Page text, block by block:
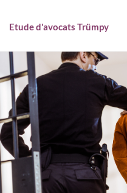
Etude d'avocats Trümpy